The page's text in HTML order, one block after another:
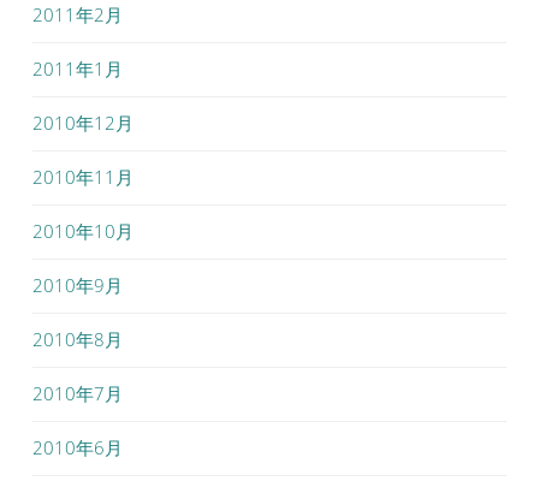
2011年2月
2011年1月
2010年12月
2010年11月
2010年10月
2010年9月
2010年8月
2010年7月
2010年6月